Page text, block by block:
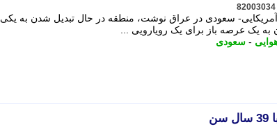
82003034
سعودی در عراق نوشت، منطقه در حال تبدیل شدن به یکی
یک عرصه باز برای یک رویارویی ...
- سعودی